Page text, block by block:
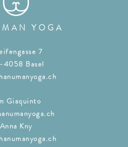
YOGA
7
4058 Basel
Giaquinto
Anna Kny